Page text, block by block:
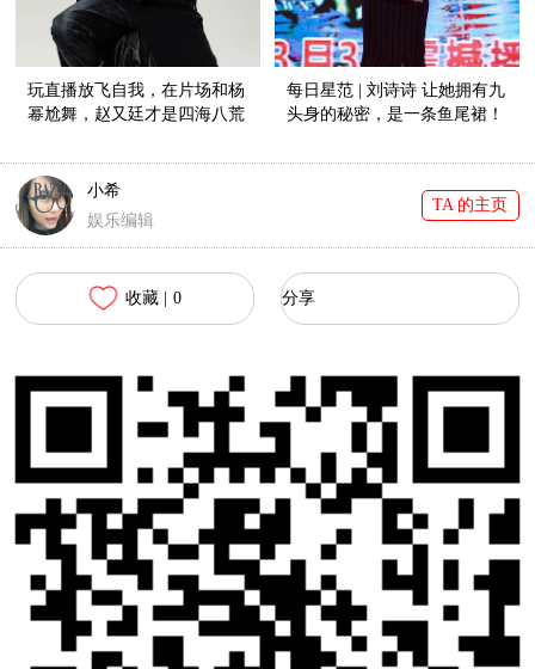
玩直播放飞自我，在片场和杨
幂尬舞，赵又廷才是四海八荒
每日星范 | 刘诗诗 让她拥有九
头身的秘密，是一条鱼尾裙！
小希
娱乐编辑
TA 的主页
收藏 | 0 分享